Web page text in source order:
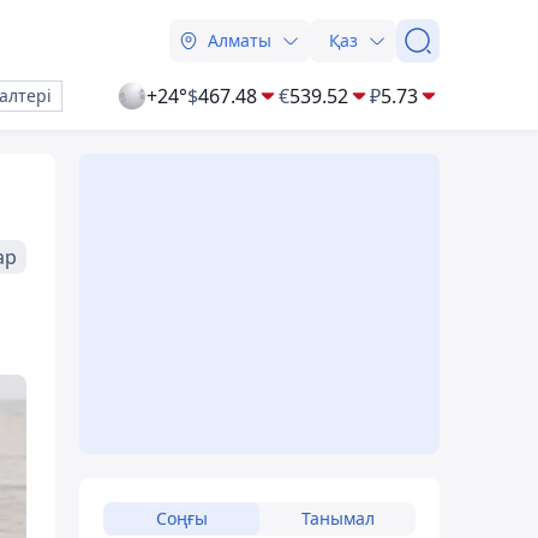
Алматы Қаз
+24°$467.48 €539.52 ₽5.73
Соңғы Танымал